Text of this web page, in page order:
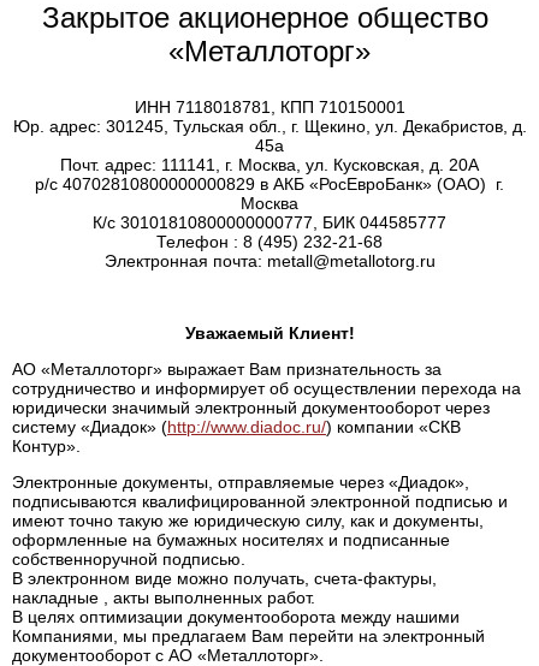
Закрытое акционерное общество
«Металлоторг»
ИНН 7118018781, КПП 710150001
Юр. адрес: 301245, Тульская обл., г. Щекино, ул. Декабристов, д.
45а
Почт. адрес: 111141, г. Москва, ул. Кусковская, д. 20А
р/с 40702810800000000829 в АКБ «РосЕвроБанк» (ОАО) г.
Москва
К/с 30101810800000000777, БИК 044585777
Телефон : 8 (495) 232-21-68
Электронная почта: metall@metallotorg.ru
Уважаемый Клиент!
АО «Металлоторг» выражает Вам признательность за
сотрудничество и информирует об осуществлении перехода на
юридически значимый электронный документооборот через
систему «Диадок» (http://www.diadoc.ru/) компании «СКВ
Контур».
Электронные документы, отправляемые через «Диадок»,
подписываются квалифицированной электронной подписью и
имеют точно такую же юридическую силу, как и документы,
оформленные на бумажных носителях и подписанные
собственноручной подписью.
В электронном виде можно получать, счета-фактуры,
накладные , акты выполненных работ.
В целях оптимизации документооборота между нашими
Компаниями, мы предлагаем Вам перейти на электронный
документооборот с АО «Металлоторг».